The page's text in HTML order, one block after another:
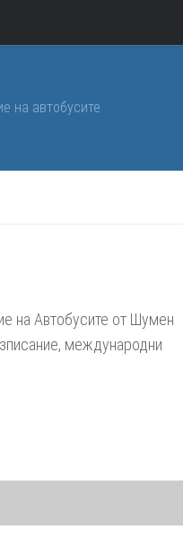
на автобусите
на Автобусите от Шумен
международни